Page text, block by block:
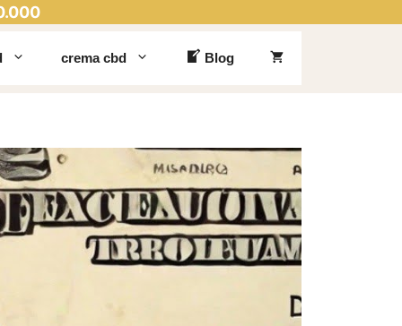
crema cbd Blog